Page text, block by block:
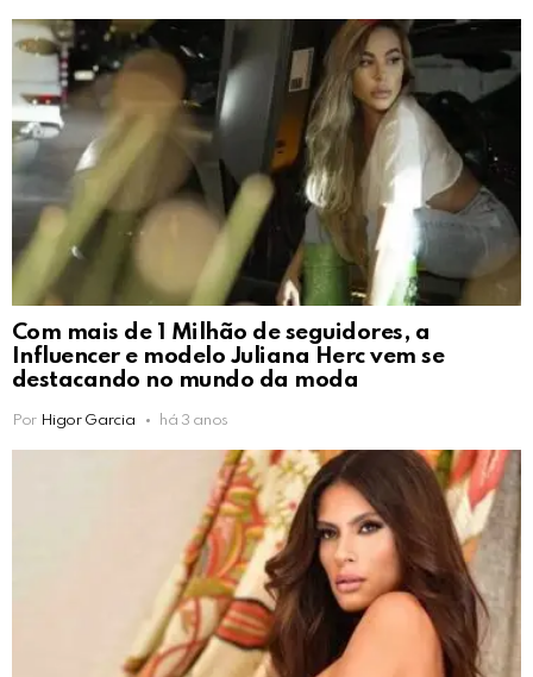
Com mais de 1 Milhão de seguidores, a
Influencer e modelo Juliana Herc vem se
destacando no mundo da moda
Por Higor Garcia há 3 anos